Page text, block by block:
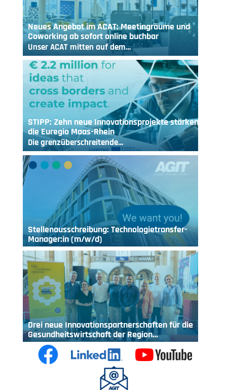
Neues Angebot im ACAT: Meetingräume und
Coworking ab sofort online buchbar
Unser ACAT mitten auf dem…
STIPP: Zehn neue Innovationsprojekte stärken
die Euregio Maas-Rhein
Die grenzüberschreitende…
Stellenausschreibung: Technologietransfer-
Manager:in (m/w/d)
Drei neue Innovationspartnerschaften für die
Gesundheitswirtschaft der Region…